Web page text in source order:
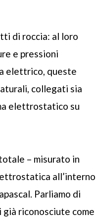
di roccia: al loro
e pressioni
elettrico, queste
collegati sia
elettrostatico su
– misurato in
all’interno
Parliamo di
riconosciute come